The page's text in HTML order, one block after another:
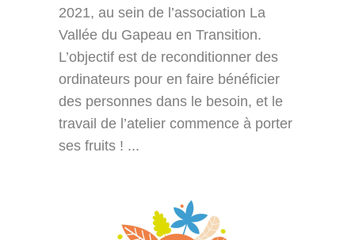
2021, au sein de l’association La
Vallée du Gapeau en Transition.
L’objectif est de reconditionner des
ordinateurs pour en faire bénéficier
des personnes dans le besoin, et le
travail de l’atelier commence à porter
ses fruits ! ...